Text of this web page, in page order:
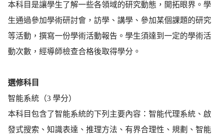
本科目是讓學生了解一些各領域的研究動態，開拓眼界。學
生通過參加學術研討會，訪學、講學、參加某個課題的研究
等活動，撰寫一份學術活動報告。學生須達到一定的學術活
動次數，經導師檢查合格後取得學分。
選修科目
智能系統（3 學分）
本科目包含了智能系統的下列主要內容：智能代理系統、啟
發式搜索、知識表達、推理方法、有界合理性、規劃、智能